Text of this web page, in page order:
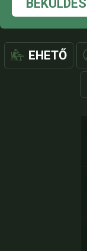
BEKÜLDÉS
EHETŐ